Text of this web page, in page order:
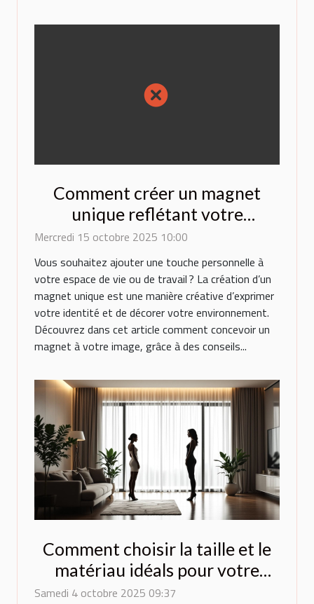
Comment créer un magnet
unique reflétant votre
personnalité?
Mercredi 15 octobre 2025 10:00
Vous souhaitez ajouter une touche personnelle à
votre espace de vie ou de travail ? La création d’un
magnet unique est une manière créative d’exprimer
votre identité et de décorer votre environnement.
Découvrez dans cet article comment concevoir un
magnet à votre image, grâce à des conseils...
Comment choisir la taille et le
matériau idéals pour votre
poupée ?
Samedi 4 octobre 2025 09:37